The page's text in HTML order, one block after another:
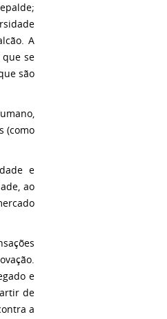
A
se
são
(como
e
ao
e
de
a